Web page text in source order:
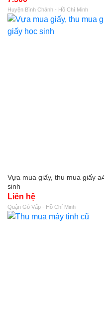
Huyện Bình Chánh - Hồ Chí Minh
Vựa mua giấy, thu mua giấy
sinh
Liên hệ
Quận Gò Vấp - Hồ Chí Minh